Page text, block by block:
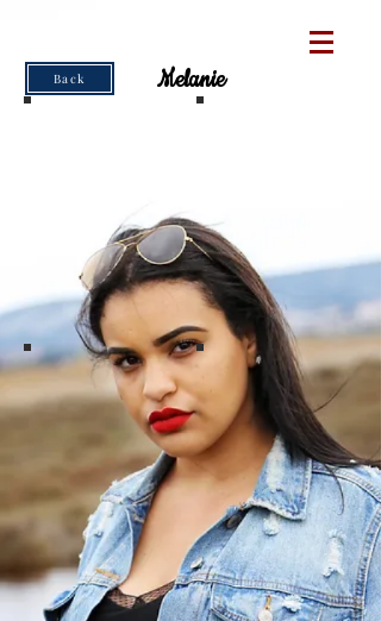
Melanie
Back